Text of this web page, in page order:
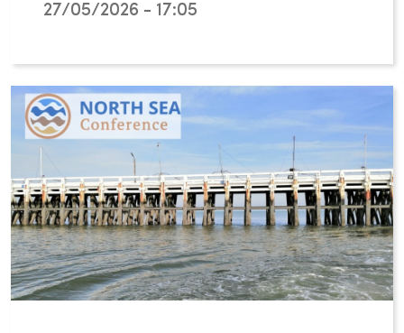
27/05/2026 - 17:05